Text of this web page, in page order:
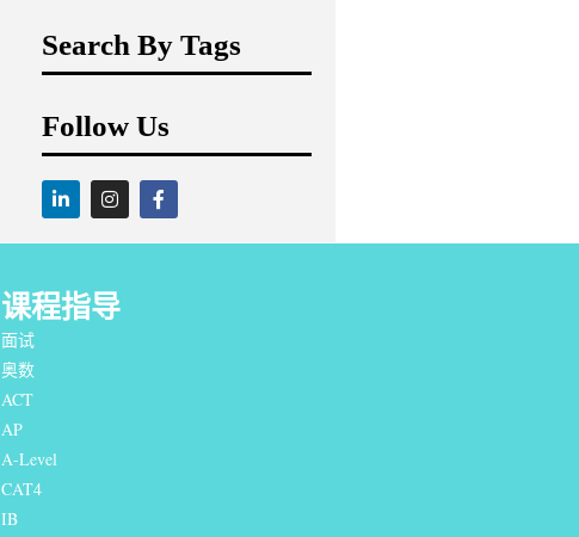
Search By Tags
Follow Us
课程指导
面试
奥数
ACT
AP
A-Level
CAT4
IB